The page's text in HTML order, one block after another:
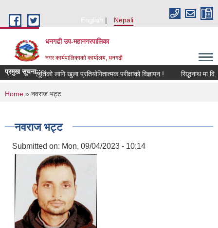
English
Nepali
धनगढी उप-महानगरपालिका
नगर कार्यपालिकाको कार्यालय, धनगढी
प्रमुख सूचना::
सहयोगीको पदपूर्तिको लागि खुला प्रतियोगितात्मक परीक्षाको विज्ञापन !
You are here
Home » नवराज भट्ट
नवराज भट्ट
Submitted on: Mon, 09/04/2023 - 10:14